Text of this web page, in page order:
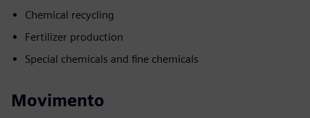
Chemical recycling
Fertilizer production
Special chemicals and fine chemicals
Movimento